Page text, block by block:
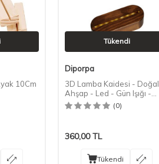
10Cm
Tükendi
Diporpa
3D Lamba Kaidesi - Doğal
Ahşap - Led - Gün Işığı -
Koyu Renk
(0)
360,00TL
Tükendi